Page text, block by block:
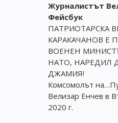
Журналистът
Фейсбук
ПАТРИОТАРСКА
КАРАКАЧАНОВ Е
ВОЕНЕН
НАТО, НАРЕДИЛ
ДЖАМИЯ!
Комсомолът
Велизар Енчев в
2020 г.